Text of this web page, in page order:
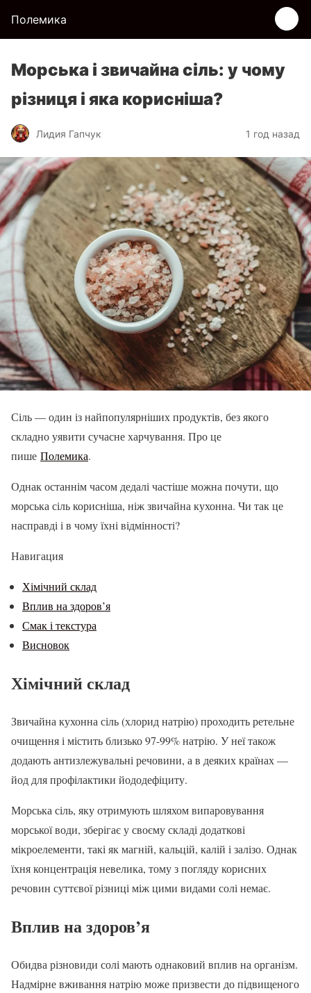
Полемика
Морська і звичайна сіль: у чому
різниця і яка корисніша?
Лидия Гапчук 1 год назад
Сіль — один із найпопулярніших продуктів, без якого
складно уявити сучасне харчування. Про це
пише Полемика.
Однак останнім часом дедалі частіше можна почути, що
морська сіль корисніша, ніж звичайна кухонна. Чи так це
насправді і в чому їхні відмінності?
Навигация
Хімічний склад
Вплив на здоров’я
Смак і текстура
Висновок
Хімічний склад
Звичайна кухонна сіль (хлорид натрію) проходить ретельне
очищення і містить близько 97-99% натрію. У неї також
додають антизлежувальні речовини, а в деяких країнах —
йод для профілактики йододефіциту.
Морська сіль, яку отримують шляхом випаровування
морської води, зберігає у своєму складі додаткові
мікроелементи, такі як магній, кальцій, калій і залізо. Однак
їхня концентрація невелика, тому з погляду корисних
речовин суттєвої різниці між цими видами солі немає.
Вплив на здоров’я
Обидва різновиди солі мають однаковий вплив на організм.
Надмірне вживання натрію може призвести до підвищеного